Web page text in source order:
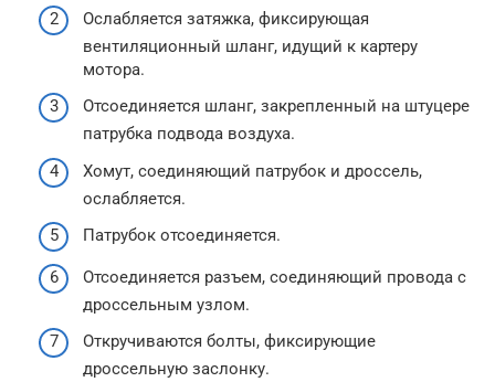
Ослабляется затяжка, фиксирующая
вентиляционный шланг, идущий к картеру
мотора.
Отсоединяется шланг, закрепленный на штуцере
патрубка подвода воздуха.
Хомут, соединяющий патрубок и дроссель,
ослабляется.
Патрубок отсоединяется.
Отсоединяется разъем, соединяющий провода с
дроссельным узлом.
Откручиваются болты, фиксирующие
дроссельную заслонку.